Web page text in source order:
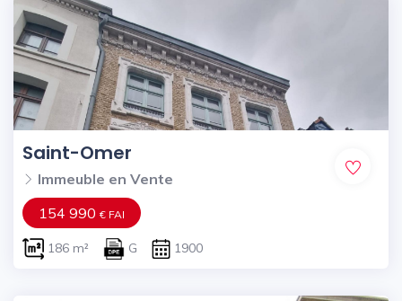
Saint-Omer
Immeuble en Vente
154 990€ FAI
186 m² G 1900